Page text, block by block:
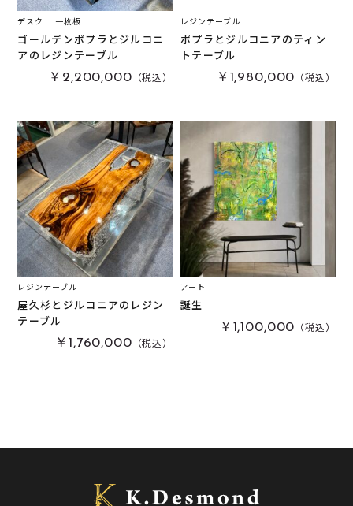
メープル (0)
ブラックウォールナット (0 )
デスク 一枚板
ゴールデンポプラとジルコニ
アのレジンテーブル
￥2,200,000 （税込）
レジンテーブル
ポプラとジルコニアのティン
トテーブル
￥1,980,000 （税込）
レジンテーブル
屋久杉とジルコニアのレジン
テーブル
￥1,760,000 （税込）
アート
誕生
￥1,100,000 （税込）